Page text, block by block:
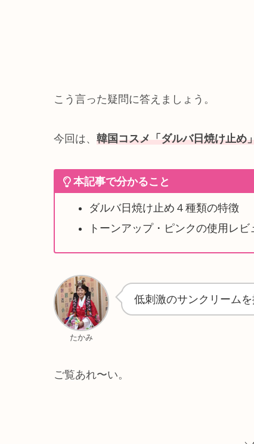
こう言った疑問に答えましょう。
今回は、 韓国コスメ「ダルバ日焼け止め
本記事で分かること
ダルバ日焼け止め４種類の特徴
トーンアップ・ピンクの使用レビ
たかみ
低刺激のサンクリーム
ご覧あれ〜い。